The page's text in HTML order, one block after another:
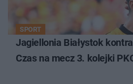
SPORT
Jagiellonia Białystok
Czas na mecz 3. kolejki